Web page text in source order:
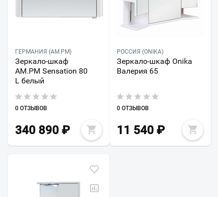
ГЕРМАНИЯ (AM.PM)
Зеркало-шкаф
AM.PM Sensation 80
L белый
0 ОТЗЫВОВ
340 890 ₽
РОССИЯ (ONIKA)
Зеркало-шкаф Onika
Валерия 65
0 ОТЗЫВОВ
11 540₽